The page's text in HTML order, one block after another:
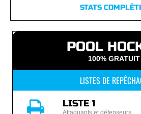
STATS
POOL
100% GRATUIT
LISTES DE
LISTE 1
Attaquants et défenseurs